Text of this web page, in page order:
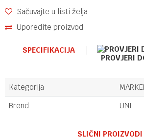
Sačuvajte u listi želja
Uporedite proizvod
SPECIFIKACIJA
PROVJERI
Kategorija
Brend
UNI
SLIČNI PROIZVODI